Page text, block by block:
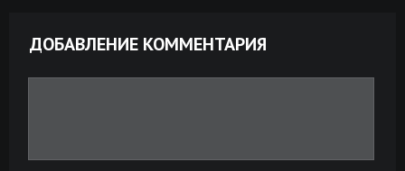
ДОБАВЛЕНИЕ КОММЕНТАРИЯ